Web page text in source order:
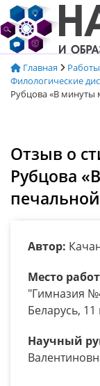
Перейти
к
содержимому
Главная
Филологические
Рубцова «В
Отзыв о
Рубцова
Автор:
Место
"Гимназия
Беларусь, 11
Научный